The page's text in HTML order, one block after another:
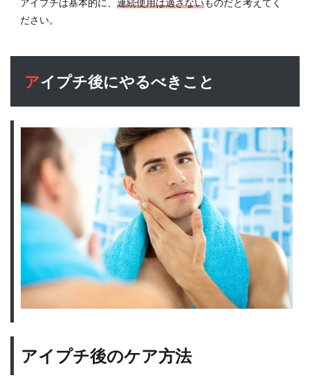
ださい。
アイプチ後にやるべきこと
アイプチ後のケア方法